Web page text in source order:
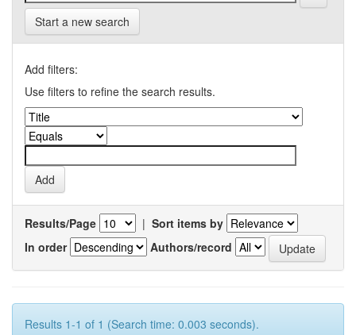
Start a new search
Add filters:
Use filters to refine the search results.
Results/Page | Sort items by
In order
Authors/record
Results 1-1 of 1 (Search time: 0.003 seconds).